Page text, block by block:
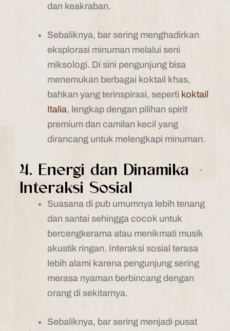
dan keakraban.
Sebaliknya, bar sering menghadirkan
eksplorasi minuman melalui seni
miksologi. Di sini pengunjung bisa
menemukan berbagai koktail khas,
bahkan yang terinspirasi, seperti koktail
Italia, lengkap dengan pilihan spirit
premium dan camilan kecil yang
dirancang untuk melengkapi minuman.
4. Energi dan Dinamika
Interaksi Sosial
Suasana di pub umumnya lebih tenang
dan santai sehingga cocok untuk
bercengkerama atau menikmati musik
akustik ringan. Interaksi sosial terasa
lebih alami karena pengunjung sering
merasa nyaman berbincang dengan
orang di sekitarnya.
Sebaliknya, bar sering menjadi pusat